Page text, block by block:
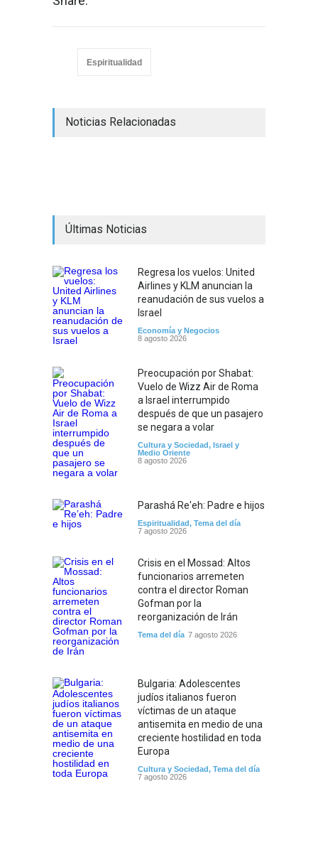
Espiritualidad
Noticias Relacionadas
Últimas Noticias
Regresa los vuelos: United
Airlines y KLM anuncian la
reanudación de sus vuelos a
Israel
Economía y Negocios
8 agosto 2026
Preocupación por Shabat:
Vuelo de Wizz Air de Roma
a Israel interrumpido
después de que un pasajero
se negara a volar
Cultura y Sociedad, Israel y
Medio Oriente
8 agosto 2026
Parashá Re'eh: Padre e hijos
Espiritualidad, Tema del día
7 agosto 2026
Crisis en el Mossad: Altos
funcionarios arremeten
contra el director Roman
Gofman por la
reorganización de Irán
Tema del día 7 agosto 2026
Bulgaria: Adolescentes
judíos italianos fueron
víctimas de un ataque
antisemita en medio de una
creciente hostilidad en toda
Europa
Cultura y Sociedad, Tema del día
7 agosto 2026